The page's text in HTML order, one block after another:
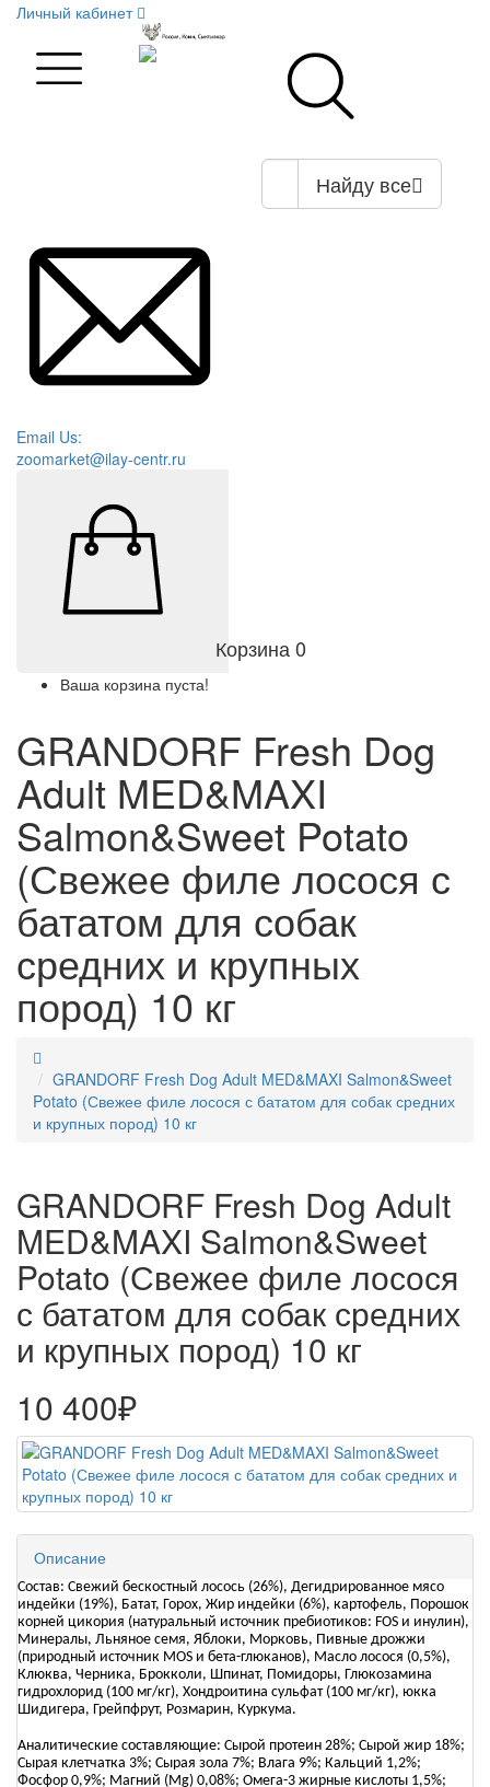
Личный кабинет
Найду все
Email Us:
zoomarket@ilay-centr.ru
Корзина0
Ваша корзина пуста!
GRANDORF Fresh Dog
Adult MED&MAXI
Salmon&Sweet Potato
(Свежее филе лосося с
бататом для собак
средних и крупных
пород) 10 кг
GRANDORF Fresh Dog Adult MED&MAXI Salmon&Sweet
Potato (Свежее филе лосося с бататом для собак средних
и крупных пород) 10 кг
GRANDORF Fresh Dog Adult
MED&MAXI Salmon&Sweet
Potato (Свежее филе лосося
с бататом для собак средних
и крупных пород) 10 кг
10 400₽
Описание
Состав: Свежий бескостный лосось (26%), Дегидрированное мясо
индейки (19%), Батат, Горох, Жир индейки (6%), картофель, Порошок
корней цикория (натуральный источник пребиотиков: FOS и инулин),
Минералы, Льняное семя, Яблоки, Морковь, Пивные дрожжи
(природный источник MOS и бета-глюканов), Масло лосося (0,5%),
Клюква, Черника, Брокколи, Шпинат, Помидоры, Глюкозамина
гидрохлорид (100 мг/кг), Хондроитина сульфат (100 мг/кг), юкка
Шидигера, Грейпфрут, Розмарин, Куркума.
Аналитические составляющие: Сырой протеин 28%; Сырой жир 18%;
Сырая клетчатка 3%; Сырая зола 7%; Влага 9%; Кальций 1,2%;
Фосфор 0,9%; Магний (Mg) 0,08%; Омега-3 жирные кислоты 1,5%;